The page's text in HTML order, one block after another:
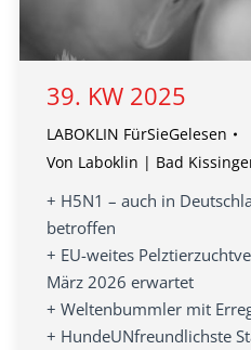
39. KW 2025
LABOKLIN FürSieGelesen
Von Laboklin | Bad
+ H5N1 – auch in
betroffen
+ EU-weites
März 2026 erwartet
+ Weltenbummler mit
+ HundeUNfreundlichste